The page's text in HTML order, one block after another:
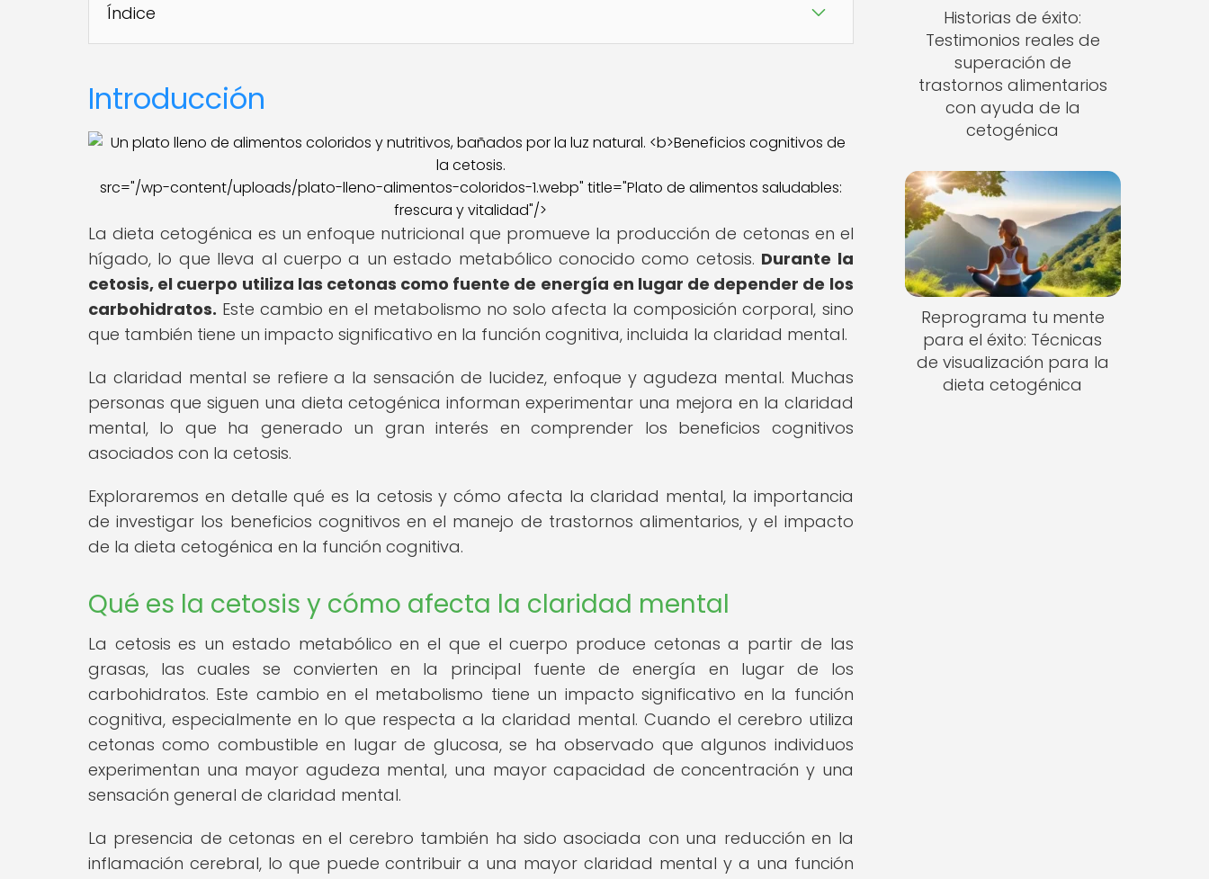
Índice
Introducción
src="/wp-content/uploads/plato-lleno-alimentos-coloridos-1.webp" title="Plato de alimentos saludables:
frescura y vitalidad"/>
La dieta cetogénica es un enfoque nutricional que promueve la producción de cetonas en el
hígado, lo que lleva al cuerpo a un estado metabólico conocido como cetosis. Durante la
cetosis, el cuerpo utiliza las cetonas como fuente de energía en lugar de depender de los
carbohidratos. Este cambio en el metabolismo no solo afecta la composición corporal, sino
que también tiene un impacto significativo en la función cognitiva, incluida la claridad mental.
La claridad mental se refiere a la sensación de lucidez, enfoque y agudeza mental. Muchas
personas que siguen una dieta cetogénica informan experimentar una mejora en la claridad
mental, lo que ha generado un gran interés en comprender los beneficios cognitivos
asociados con la cetosis.
Exploraremos en detalle qué es la cetosis y cómo afecta la claridad mental, la importancia
de investigar los beneficios cognitivos en el manejo de trastornos alimentarios, y el impacto
de la dieta cetogénica en la función cognitiva.
Qué es la cetosis y cómo afecta la claridad mental
La cetosis es un estado metabólico en el que el cuerpo produce cetonas a partir de las
grasas, las cuales se convierten en la principal fuente de energía en lugar de los
carbohidratos. Este cambio en el metabolismo tiene un impacto significativo en la función
cognitiva, especialmente en lo que respecta a la claridad mental. Cuando el cerebro utiliza
cetonas como combustible en lugar de glucosa, se ha observado que algunos individuos
experimentan una mayor agudeza mental, una mayor capacidad de concentración y una
sensación general de claridad mental.
La presencia de cetonas en el cerebro también ha sido asociada con una reducción en la
inflamación cerebral, lo que puede contribuir a una mayor claridad mental y a una función
Historias de éxito:
Testimonios reales de
superación de
trastornos alimentarios
con ayuda de la
cetogénica
Reprograma tu mente
para el éxito: Técnicas
de visualización para la
dieta cetogénica